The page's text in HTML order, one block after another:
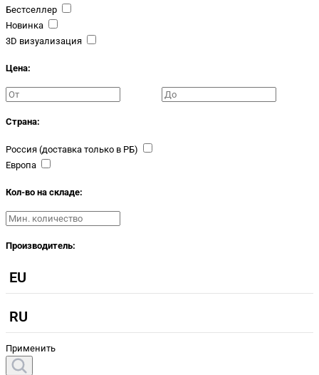
Бестселлер
Новинка
3D визуализация
Цена:
Страна:
Россия (доставка только в РБ)
Европа
Кол-во на складе:
Производитель:
EU
RU
Применить